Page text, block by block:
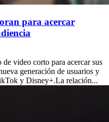
para acercar
video corto para acercar sus
generación de usuarios y
y Disney+.La relación...